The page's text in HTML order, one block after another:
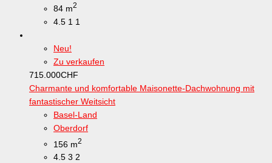
84 m2
4.5 1 1
Neu!
Zu verkaufen
715.000CHF
Charmante und komfortable Maisonette-Dachwohnung mit
fantastischer Weitsicht
Basel-Land
Oberdorf
156 m2
4.5 3 2